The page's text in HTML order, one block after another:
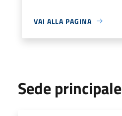
VAI ALLA PAGINA
Sede principale